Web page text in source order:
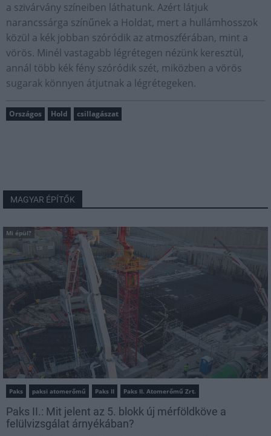
a szivárvány színeiben láthatunk. Azért látjuk
narancssárga színűnek a Holdat, mert a hullámhosszok
közül a kék jobban szóródik az atmoszférában, mint a
vörös. Minél vastagabb légrétegen nézünk keresztül,
annál több kék fény szóródik szét, miközben a vörös
sugarak könnyen átjutnak a légrétegeken.
Országos Hold csillagászat
MAGYAR ÉPÍTŐK
Mi épül?
Paks paksi atomerőmű Paks II Paks II. Atomerőmű Zrt.
Paks II.: Mit jelent az 5. blokk új mérföldköve a
felülvizsgálat árnyékában?